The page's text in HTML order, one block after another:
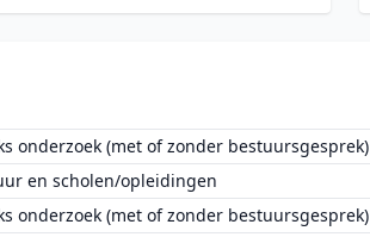
onderzoek (met of zonder bestuursgesprek)
en scholen/opleidingen
onderzoek (met of zonder bestuursgesprek)